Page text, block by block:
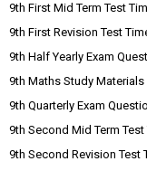
9th First Mid Term Test
9th First Revision Test
9th Half Yearly Exam
9th Maths Study Materials
9th Quarterly Exam
9th Second Mid Term Test
9th Second Revision Test